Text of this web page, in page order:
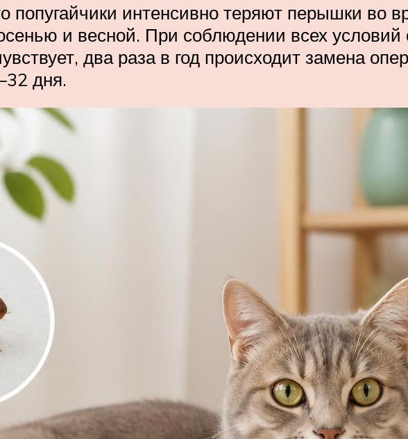
попугайчики интенсивно теряют перышки во
и весной. При соблюдении всех
два раза в год происходит замена
дня.